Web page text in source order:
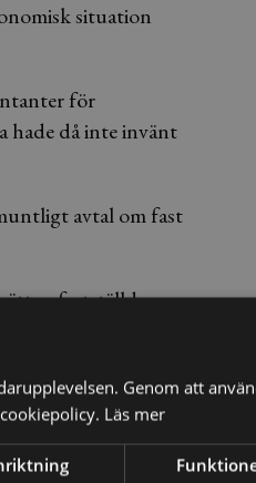
situation
för
hade då inte invänt
avtal om fast
fastställde
avtal är rättsligt
skriftligt, då det
Genom att
Läs mer